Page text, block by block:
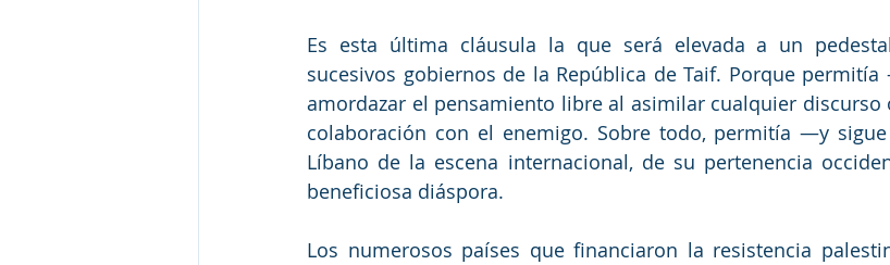
Es esta última cláusula la que será elevada a un
sucesivos gobiernos de la República de Taif. Porque
amordazar el pensamiento libre al asimilar cualquier
colaboración con el enemigo. Sobre todo, permitía —y
Líbano de la escena internacional, de su pertenencia
beneficiosa diáspora.
Los numerosos países que financiaron la resistencia